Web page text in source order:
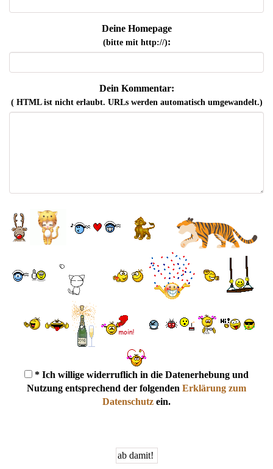
Deine Homepage
(bitte mit http://):
Dein Kommentar:
( HTML ist nichterlaubt. URLs werden automatisch umgewandelt.)
* Ich willige widerruflich in die Datenerhebung und
Nutzung entsprechend der folgenden Erklärung zum
Datenschutz ein.